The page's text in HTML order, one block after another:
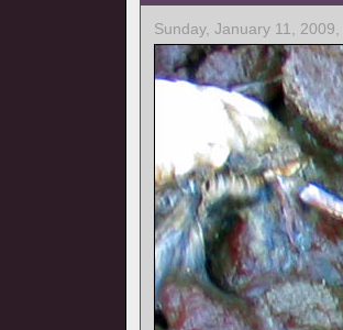
Sunday, January 11,